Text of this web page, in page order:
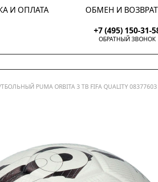
И ОПЛАТА ОБМЕН И ВОЗВРАТ
+7 (495) 150-31-
ОБРАТНЫЙ ЗВОНОК
PUMA ORBITA 3 TB FIFA QUALITY 08377603